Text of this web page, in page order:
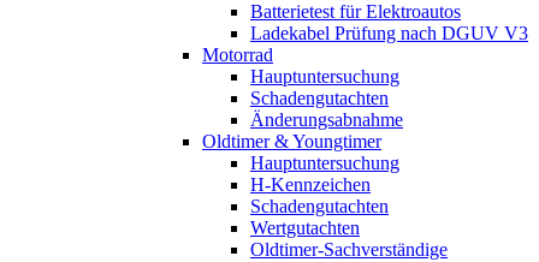
Batterietest für Elektroautos
Ladekabel Prüfung nach DGUV V3
Motorrad
Hauptuntersuchung
Schadengutachten
Änderungsabnahme
Oldtimer & Youngtimer
Hauptuntersuchung
H-Kennzeichen
Schadengutachten
Wertgutachten
Oldtimer-Sachverständige